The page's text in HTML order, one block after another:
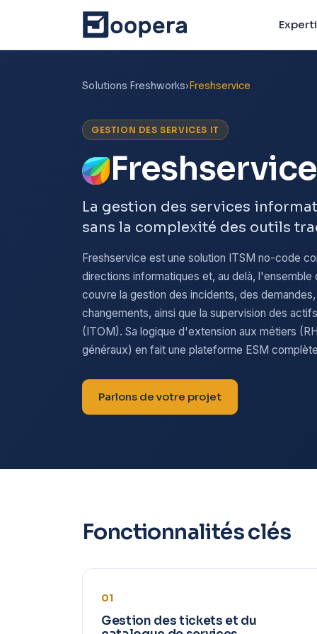
Solutions Freshworks› Freshservice
GESTION DES SERVICES IT
Freshservice
La gestion des services
sans la complexité des outils
Freshservice est une solution ITSM no-code
directions informatiques et, au delà,
couvre la gestion des incidents, des
changements, ainsi que la supervision des
(ITOM). Sa logique d'extension aux métiers
généraux) en fait une plateforme ESM
Parlons de votre projet
Fonctionnalités clés
01
Gestion des tickets et du